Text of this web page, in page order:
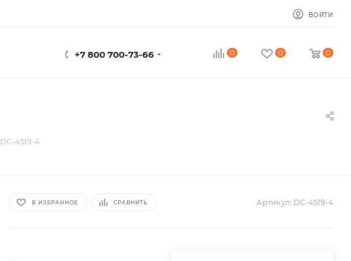
ВОЙТИ
+7 800 700-73-66 0 0 0
DC-4519-4
В ИЗБРАННОЕ СРАВНИТЬ Артикул: DC-4519-4